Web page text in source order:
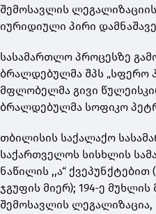
შემოსავლის
იურიდიული პირი
სასამართლო პროცესზე
ბრალდებულმა შპს „სფერო
მფლობელმა გივი
ბრალდებულმა სოფიკო
თბილისის საქალაქო
საქართველოს სისხლის
ნაწილის ,,ა“
ჯგუფის მიერ); 194-ე მუხლის
შემოსავლის ლეგალიზაცია,